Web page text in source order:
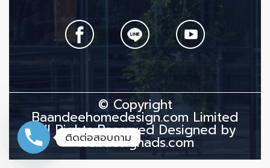
© Copyright
Baandeehomedesign.com Limited
All Rights Reserved Designed by
Webdesignads.com
ติดต่อสอบถาม